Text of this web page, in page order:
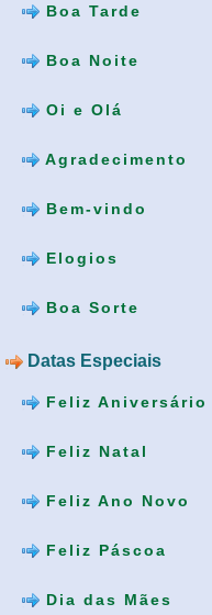
Boa Tarde
Boa Noite
Oi e Olá
Agradecimento
Bem-vindo
Elogios
Boa Sorte
Datas Especiais
Feliz Aniversário
Feliz Natal
Feliz Ano Novo
Feliz Páscoa
Dia das Mães